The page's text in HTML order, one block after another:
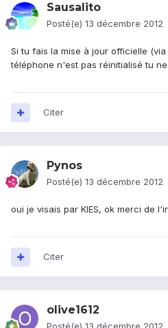
Sausalito
Posté(e) 13 décembre 2012
Si tu fais la mise à jour officielle (via
téléphone n'est pas réinitialisé tu
Citer
Pynos
Posté(e) 13 décembre 2012
oui je visais par KIES, ok merci de
Citer
olive1612